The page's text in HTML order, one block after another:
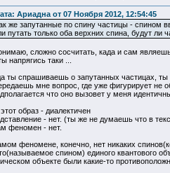
Ариадна от 07 Ноября 2012, 12:54:45
же запутанные по спину частицы - спином
путать только оба верхних спина, будут
сложно сосчитать, када и сам
напрягись таки ...
ты спрашиваешь о запутанных частицах,
мне вопрос, где уже фигурирует не
что оно вызовет у меня
этот образ - диалектичен
- нет. (ты же не думаешь что в
феномен - нет.
феномене, конечно, нет никаких
спином) единого квантового
объекте были какие-то